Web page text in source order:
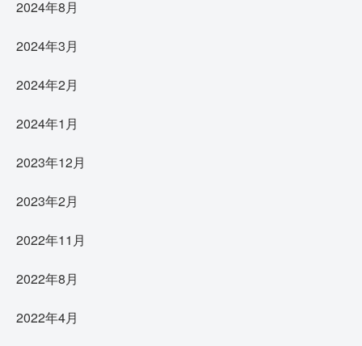
2024年8月
2024年3月
2024年2月
2024年1月
2023年12月
2023年2月
2022年11月
2022年8月
2022年4月